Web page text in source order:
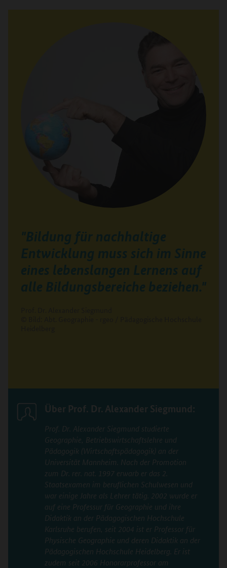
"Bildung für nachhaltige
Entwicklung muss sich im Sinne
eines lebenslangen Lernens auf
alle Bildungsbereiche beziehen."
Über Prof. Dr. Alexander Siegmund:
Prof. Dr. Alexander Siegmund studierte
Geographie, Betriebswirtschaftslehre und
Pädagogik (Wirtschaftspädagogik) an der
Universität Mannheim. Nach der Promotion
zum Dr. rer. nat. 1997 erwarb er das 2.
Staatsexamen im beruflichen Schulwesen und
war einige Jahre als Lehrer tätig. 2002 wurde er
auf eine Professur für Geographie und ihre
Didaktik an der Pädagogischen Hochschule
Karlsruhe berufen, seit 2004 ist er Professor für
Physische Geographie und deren Didaktik an der
Pädagogischen Hochschule Heidelberg. Er ist
zudem seit 2006 Honorarprofessor am